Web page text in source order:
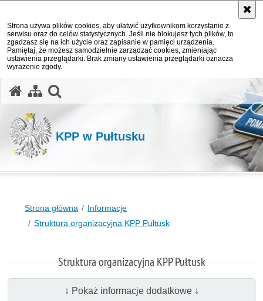
Strona używa plików cookies, aby ułatwić użytkownikom korzystanie z
serwisu oraz do celów statystycznych. Jeśli nie blokujesz tych plików, to
zgadzasz się na ich użycie oraz zapisanie w pamięci urządzenia.
Pamiętaj, że możesz samodzielnie zarządzać cookies, zmieniając
ustawienia przeglądarki. Brak zmiany ustawienia przeglądarki oznacza
wyrażenie zgody.
KPP w Pułtusku
Strona główna
Informacje
Struktura organizacyjna KPP Pułtusk
Struktura organizacyjna KPP Pułtusk
↓ Pokaż informacje dodatkowe ↓